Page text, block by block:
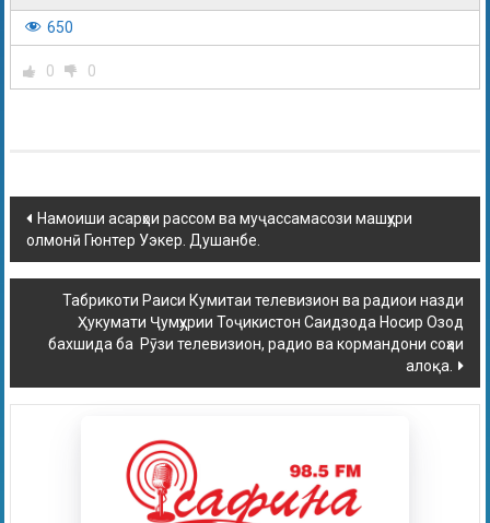
650
0 0
Намоиши асарҳои рассом ва муҷассамасози машҳури
олмонӣ Гюнтер Уэкер. Душанбе.
Табрикоти Раиси Кумитаи телевизион ва радиои назди
Ҳукумати Ҷумҳурии Тоҷикистон Саидзода Носир Озод
бахшида ба Рӯзи телевизион, радио ва кормандони соҳаи
алоқа.